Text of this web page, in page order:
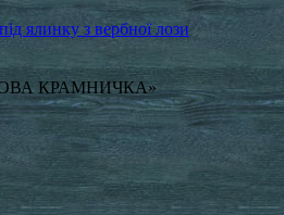
ялинку з вербної лози
КРАМНИЧКА»